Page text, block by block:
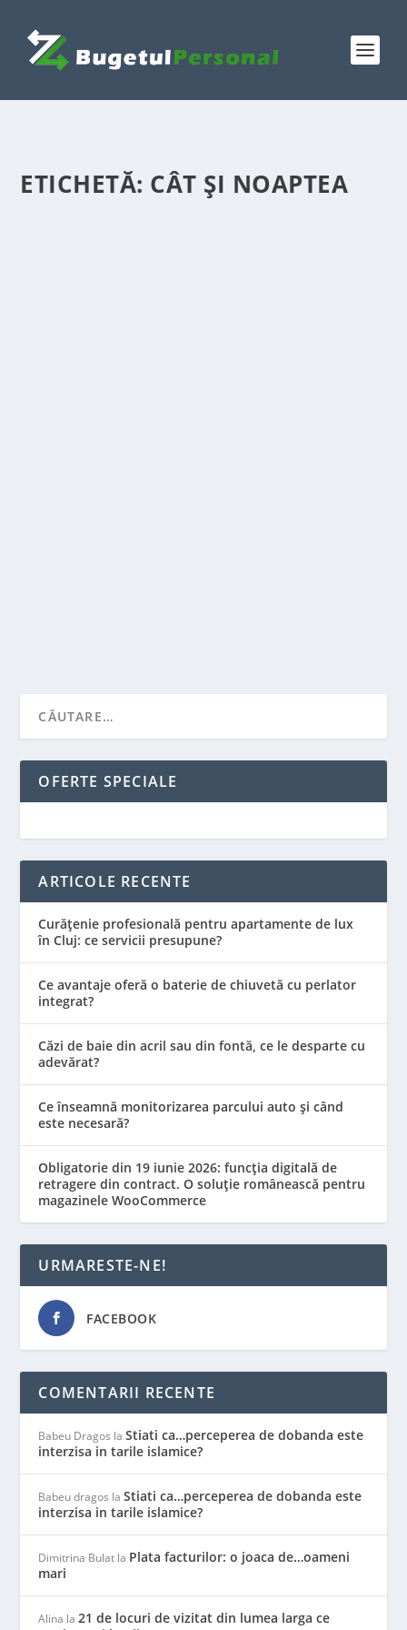
ETICHETĂ: CÂT ȘI NOAPTEA
OFERTE SPECIALE
ARTICOLE RECENTE
Curățenie profesională pentru apartamente de lux
în Cluj: ce servicii presupune?
Ce avantaje oferă o baterie de chiuvetă cu perlator
integrat?
Căzi de baie din acril sau din fontă, ce le desparte cu
adevărat?
Ce înseamnă monitorizarea parcului auto și când
este necesară?
Obligatorie din 19 iunie 2026: funcția digitală de
retragere din contract. O soluție românească pentru
magazinele WooCommerce
URMARESTE-NE!
FACEBOOK
COMENTARII RECENTE
Babeu Dragos laStiati ca…perceperea de dobanda este
interzisa in tarile islamice?
Babeu dragos laStiati ca…perceperea de dobanda este
interzisa in tarile islamice?
Dimitrina Bulat la Plata facturilor: o joaca de…oameni
mari
Alina la21 de locuri de vizitat din lumea larga ce